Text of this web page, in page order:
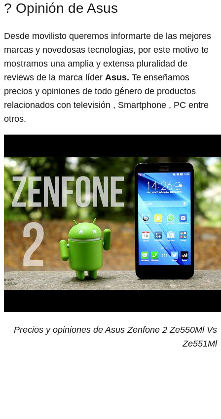
? Opinión de Asus
Desde movilisto queremos informarte de las mejores
marcas y novedosas tecnologías, por este motivo te
mostramos una amplia y extensa pluralidad de
reviews de la marca líder Asus. Te enseñamos
precios y opiniones de todo género de productos
relacionados con televisión , Smartphone , PC entre
otros.
Precios y opiniones de Asus Zenfone 2 Ze550Ml Vs
Ze551Ml